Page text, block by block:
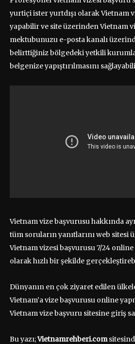
yurtiçi ister yurtdışı olarak Vietnam
yapabilir ve site üzerinden Vietnam
mektubunuzu e-posta kanalı
belirttiğiniz bölgedeki yetkili
belgenize yapıştırılmasını
Vietnam vize başvurusu hakkında
tüm soruların yanıtlarını web sitesi
Vietnam vizesi başvurusu 7/24
olarak hızlı bir şekilde
Dünyanın en çok ziyaret edilen
Vietnam’a vize başvurusu online
Vietnam vize başvuru sitesine giriş
Bu yazı;Vietnamrehberi.com